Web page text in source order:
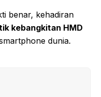
benar, kehadiran
kebangkitan HMD
dunia.